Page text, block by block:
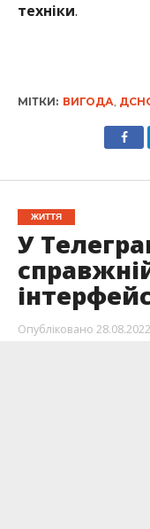
техніки.
МІТКИ: ВИГОДА
ЖИТТЯ
У
Опубліковано 28.08.2022